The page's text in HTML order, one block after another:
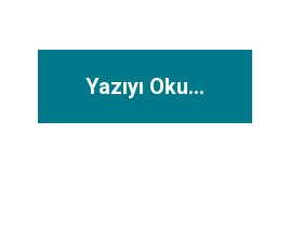
Yazıyı Oku...